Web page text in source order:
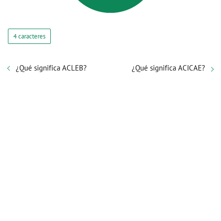
4 caracteres
¿Qué significa ACLEB? ¿Qué significa ACICAE?